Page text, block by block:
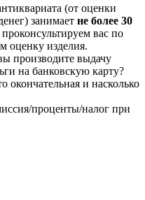
(от оценки
занимает не более 30
вас по
оценку изделия.
производите выдачу
на банковскую карту?
и насколько
проценты/налог при